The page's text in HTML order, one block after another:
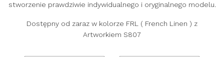
stworzenie prawdziwie indywidualnego i oryginalnego modelu.
Dostępny od zaraz w kolorze FRL ( French Linen ) z
Artworkiem S807